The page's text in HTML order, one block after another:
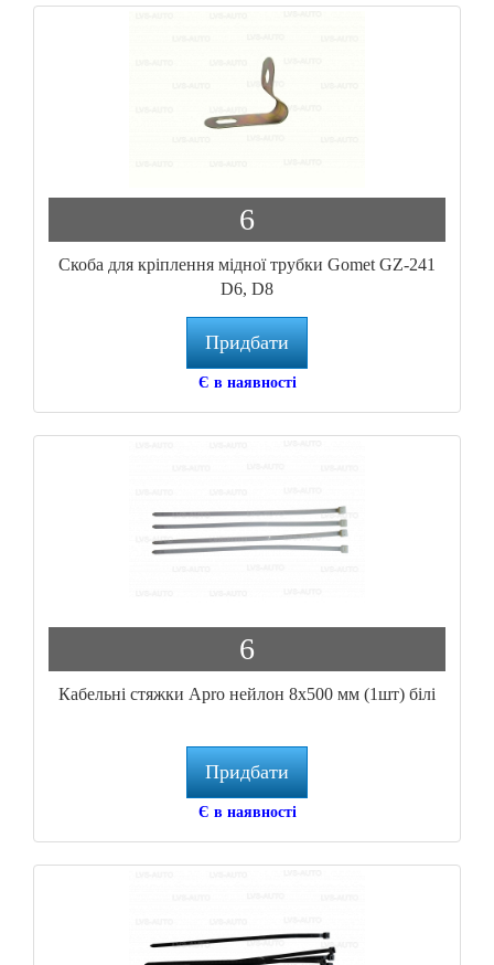
6
Скоба для кріплення мідної трубки Gomet GZ-241
D6, D8
Придбати
Є в наявності
6
Кабельні стяжки Apro нейлон 8x500 мм (1шт) білі
Придбати
Є в наявності